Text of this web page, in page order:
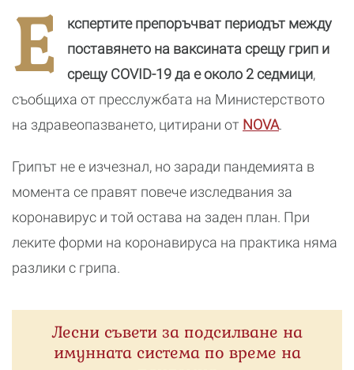
Е
кспертите препоръчват периодът между
поставянето на ваксината срещу грип и
срещу COVID-19 да е около 2 седмици,
съобщиха от пресслужбата на Министерството
на здравеопазването, цитирани от NOVA.
Грипът не е изчезнал, но заради пандемията в
момента се правят повече изследвания за
коронавирус и той остава на заден план. При
леките форми на коронавируса на практика няма
разлики с грипа.
Лесни съвети за подсилване на
имунната система по време на